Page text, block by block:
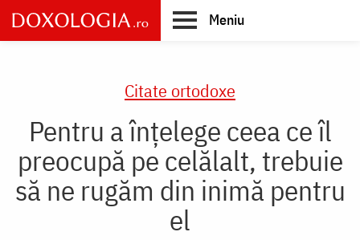
Skip
to
main
Meniu
Citate ortodoxe
Pentru a înțelege ceea ce îl
preocupă pe celălalt, trebuie
să ne rugăm din inimă pentru
el